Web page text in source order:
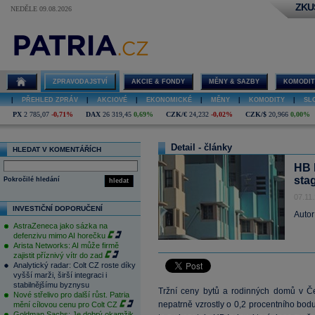
NEDĚLE 09.08.2026
ZPRAVODAJSTVÍ AKCIE & FONDY MĚNY & SAZBY
PŘEHLED ZPRÁV AKCIOVÉ EKONOMICKÉ MĚNY KOMODITY
PX 2 785,07 -0,71% DAX 26 319,45 0,69% CZK/€ 24,232 -0,02% CZK/$ 20,966 0,00%
HLEDAT V KOMENTÁŘÍCH
hledat
Pokročilé hledání
INVESTIČNÍ DOPORUČENÍ
AstraZeneca jako sázka na
defenzivu mimo AI horečku
Arista Networks: AI může firmě
zajistit příznivý vítr do zad
Analytický radar: Colt CZ roste díky
vyšší marži, širší integraci i
stabilnějšímu byznysu
Nové střelivo pro další růst. Patria
mění cílovou cenu pro Colt CZ
Detail - články
HB
Tržní ceny bytů a rodinných domů v
nepatrně vzrostly o 0,2 procentního